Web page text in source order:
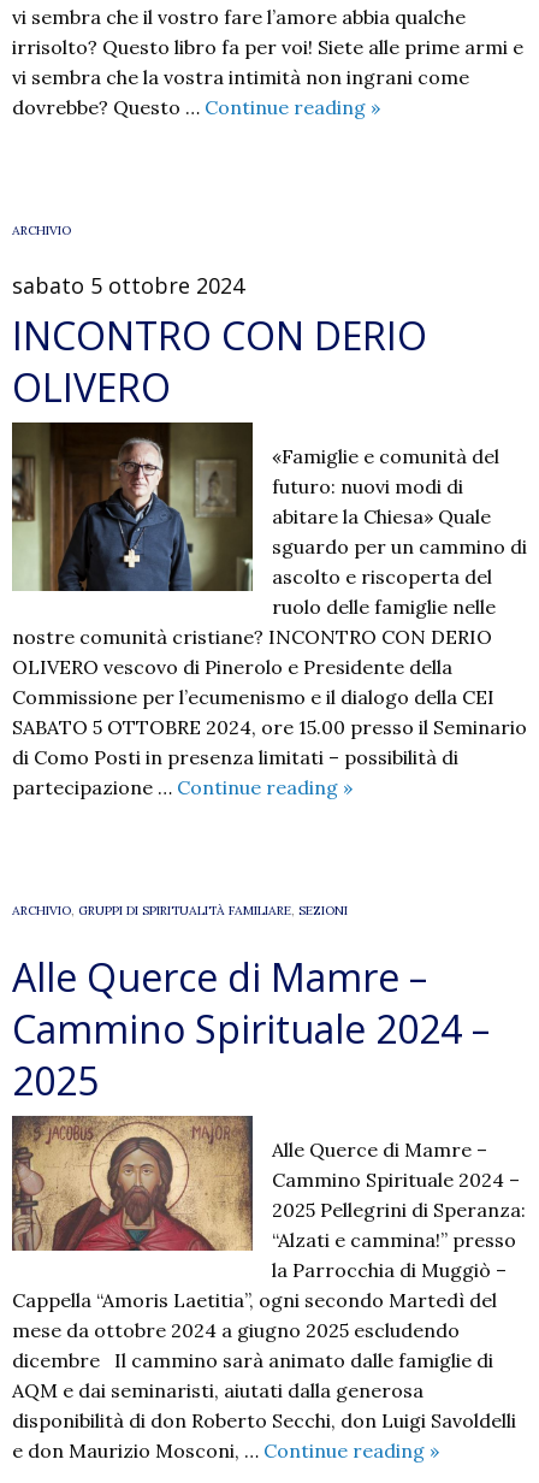
vi sembra che il vostro fare l’amore abbia qualche
irrisolto? Questo libro fa per voi! Siete alle prime armi e
vi sembra che la vostra intimità non ingrani come
dovrebbe? Questo … Continue reading Testi
»
ARCHIVIO
sabato 5 ottobre 2024
INCONTRO CON DERIO
OLIVERO
«Famiglie e comunità del
futuro: nuovi modi di
abitare la Chiesa» Quale
sguardo per un cammino di
ascolto e riscoperta del
ruolo delle famiglie nelle
nostre comunità cristiane? INCONTRO CON DERIO
OLIVERO vescovo di Pinerolo e Presidente della
Commissione per l’ecumenismo e il dialogo della CEI
SABATO 5 OTTOBRE 2024, ore 15.00 presso il Seminario
di Como Posti in presenza limitati – possibilità di
partecipazione … Continue reading INCONTRO
»
ARCHIVIO, GRUPPI DI SPIRITUALITÀ FAMILIARE, SEZIONI
Alle Querce di Mamre –
Cammino Spirituale 2024 –
2025
Alle Querce di Mamre –
Cammino Spirituale 2024 –
2025 Pellegrini di Speranza:
“Alzati e cammina!” presso
la Parrocchia di Muggiò –
Cappella “Amoris Laetitia”, ogni secondo Martedì del
mese da ottobre 2024 a giugno 2025 escludendo
dicembre Il cammino sarà animato dalle famiglie di
AQM e dai seminaristi, aiutati dalla generosa
disponibilità di don Roberto Secchi, don Luigi Savoldelli
e don Maurizio Mosconi, … Continue reading Alle
»